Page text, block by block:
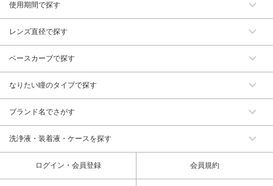
使用期間で探す
レンズ直径で探す
ベースカーブで探す
なりたい瞳のタイプで探す
ブランド名でさがす
洗浄液・装着液・ケースを探す
ログイン・会員登録 会員規約